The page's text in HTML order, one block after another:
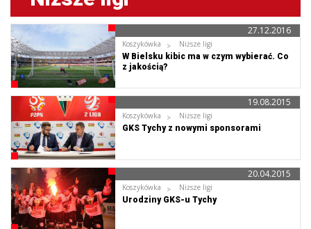
Koszykówka
Niższe ligi
W Bielsku kibic ma w czym wybierać. Co
z jakością?
27.12.2016
Koszykówka
Niższe ligi
GKS Tychy z nowymi sponsorami
19.08.2015
Koszykówka
Niższe ligi
Urodziny GKS-u Tychy
20.04.2015